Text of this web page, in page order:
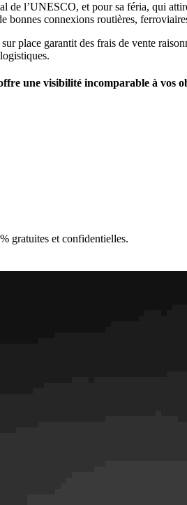
de l’UNESCO, et pour sa féria, qui
connexions routières,
place garantit des frais de vente
une visibilité incomparable à vos
gratuites et confidentielles.